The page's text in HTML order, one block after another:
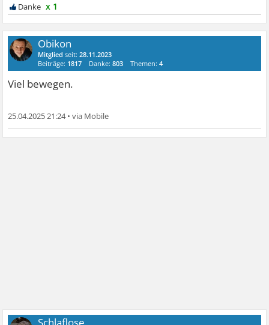
x 1
Obikon
Mitglied seit:28.11.2023
Beiträge: 1817 Danke:803 Themen:4
Viel bewegen.
25.04.2025 21:24•
Schlaflose